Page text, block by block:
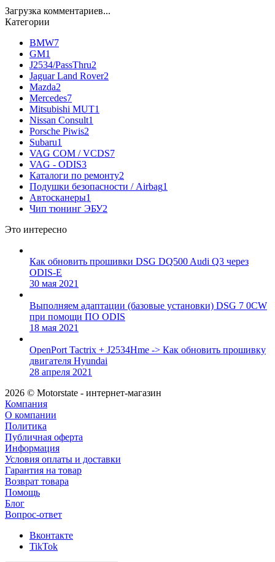
Загрузка комментариев...
Категории
BMW7
GM1
J2534/PassThru2
Jaguar Land Rover2
Mazda2
Mercedes7
Mitsubishi MUT1
Nissan Consult1
Porsche Piwis2
Subaru1
VAG COM / VCDS7
VAG - ODIS3
Каталоги по ремонту2
Подушки безопасности / Airbag1
Автосканеры1
Чип тюнинг ЭБУ2
Это интересно
Как обновить прошивки DSG DQ500 Audi Q3 через
ODIS-E
30 мая 2021
Выполняем адаптации (базовые установки) DSG 7 0CW
при помощи ПО ODIS
18 мая 2021
OpenPort Tactrix + J2534Hme -> Как обновить прошивку
двигателя Hyundai
28 апреля 2021
2026 © Motorstate - интернет-магазин
Компания
О компании
Политика
Публичная оферта
Информация
Условия оплаты и доставки
Гарантия на товар
Возврат товара
Помощь
Блог
Вопрос-ответ
Вконтакте
TikTok